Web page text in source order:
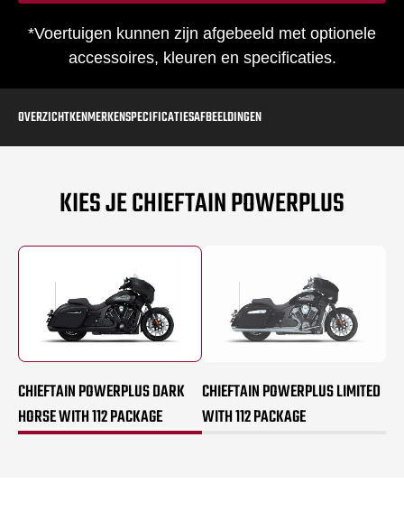
*Voertuigen kunnen zijn afgebeeld met optionele
accessoires, kleuren en specificaties.
OVERZICHTKENMERKENSPECIFICATIESAFBEELDINGEN
KIES JE CHIEFTAIN POWERPLUS
CHIEFTAIN POWERPLUS DARK
HORSE WITH 112 PACKAGE
CHIEFTAIN POWERPLUS LIMITED
WITH 112 PACKAGE